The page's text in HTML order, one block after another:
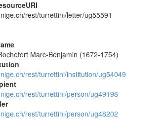
rest/turrettini/letter/ug55591
Marc-Benjamin (1672-1754)
rest/turrettini/institution/ug54049
rest/turrettini/person/ug49198
rest/turrettini/person/ug48202